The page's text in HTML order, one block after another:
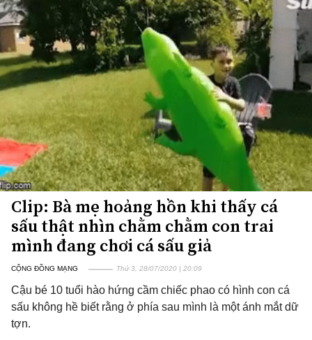
Clip: Bà mẹ hoảng hồn khi thấy cá
sấu thật nhìn chằm chằm con trai
mình đang chơi cá sấu giả
CỘNG ĐỒNG MẠNG Thứ 3, 28/07/2020 | 20:09
Cậu bé 10 tuổi hào hứng cầm chiếc phao có hình con cá
sấu không hề biết rằng ở phía sau mình là một ánh mắt dữ
tợn.